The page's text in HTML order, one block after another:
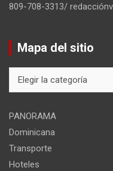
809-708-3313/
Mapa del sitio
del
PANORAMA
Dominicana
Transporte
Hoteles